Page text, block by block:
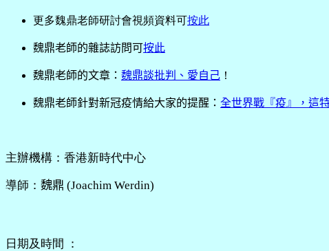
更多魏鼎老師研討會視頻資料可按此
魏鼎老師的雜誌訪問可按此
魏鼎老師的文章： 魏鼎談批判、愛自己 ！
魏鼎老師針對新冠疫情給大家的提醒： 全世界戰『疫』，這
主辦機構 ： 香港新時代中心
導師 ： 魏鼎 (Joachim Werdin)
日期及時間
：